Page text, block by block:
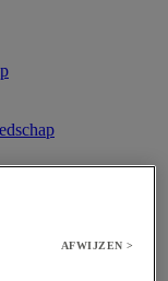
AFWIJZEN >